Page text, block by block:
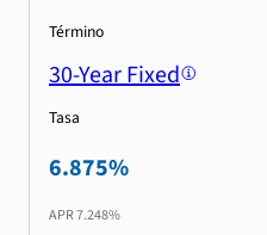
Término
30-Year Fixed
Tasa
6.875%
APR7.248%